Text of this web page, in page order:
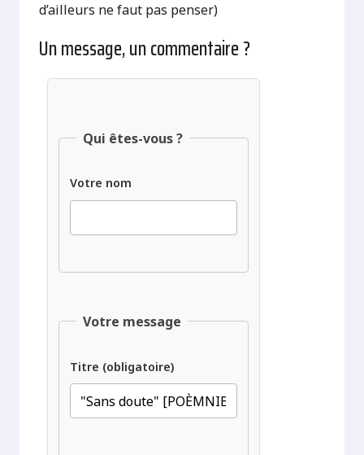
d’ailleurs ne faut pas penser)
Un message, un commentaire ?
Qui êtes-vous ?
Votre nom
Votre message
Titre (obligatoire)